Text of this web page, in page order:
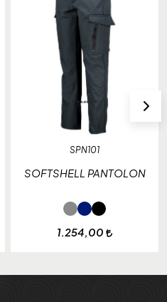
SPN101
SOFTSHELL PANTOLON
1.254,00